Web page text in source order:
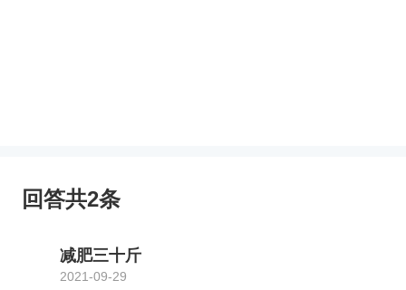
回答共2条
减肥三十斤
2021-09-29